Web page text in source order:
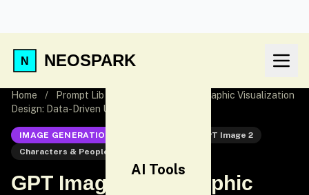
NEOSPARK
AI Tools
Home / Prompt Lib
GPT Image 2 Infographic Visualization
Design: Data-Driven UI Graphics
IMAGE GENERATION
GPT Image 2
Characters & People
GPT Image 2 Infographic